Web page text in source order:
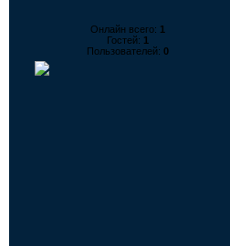
Онлайн всего: 1
Гостей: 1
Пользователей: 0